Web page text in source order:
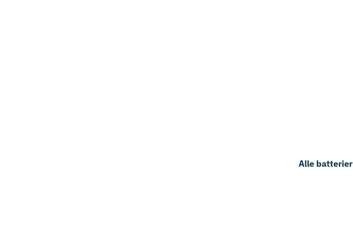
Alle batterier